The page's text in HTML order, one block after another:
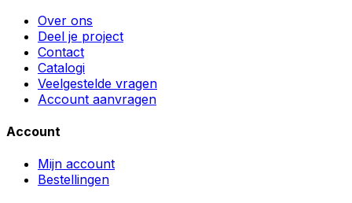
Over ons
Deel je project
Contact
Catalogi
Veelgestelde vragen
Account aanvragen
Account
Mijn account
Bestellingen